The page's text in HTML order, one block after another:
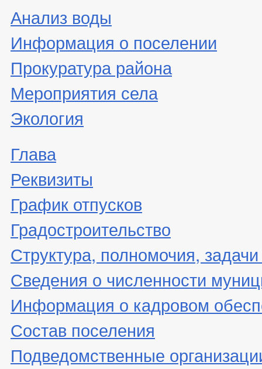
Анализ воды
Информация о поселении
Прокуратура района
Мероприятия села
Экология
Глава
Реквизиты
График отпусков
Градостроительство
Структура, полномочия,
Сведения о численности
Информация о кадровом
Состав поселения
Подведомственные